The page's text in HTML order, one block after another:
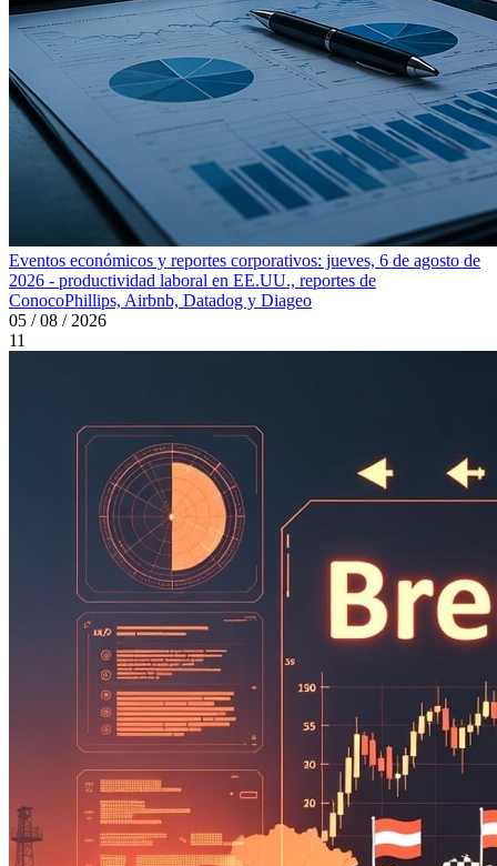
Eventos económicos y reportes corporativos: jueves, 6 de agosto de
2026 - productividad laboral en EE.UU., reportes de
ConocoPhillips, Airbnb, Datadog y Diageo
05 / 08 / 2026
11